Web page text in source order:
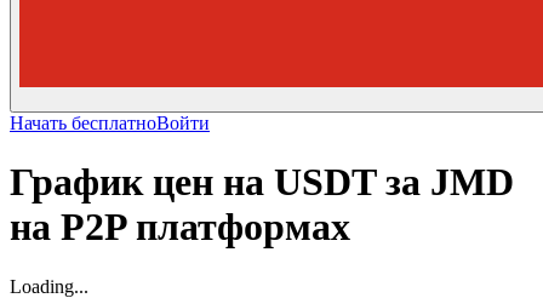
Начать бесплатноВойти
График цен на USDT за JMD
на P2P платформах
Loading...